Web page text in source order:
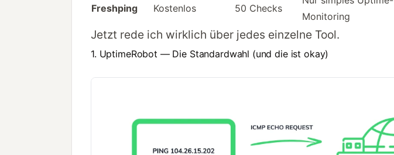
Freshping Kostenlos 50 Checks
Monitoring
Jetzt rede ich wirklich über jedes einzelne Tool.
1. UptimeRobot — Die Standardwahl (und die ist okay)